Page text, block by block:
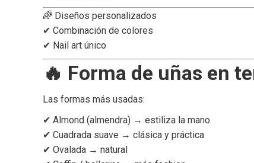
🌈 Diseños personalizados
✔ Combinación de colores
✔ Nail art único
🔥 Forma de uñas en
Las formas más usadas:
✔ Almond (almendra) → estiliza la mano
✔ Cuadrada suave → clásica y práctica
✔ Ovalada → natural